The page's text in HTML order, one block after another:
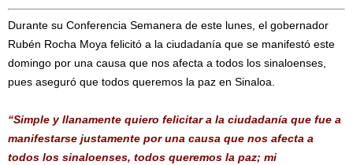
Durante su Conferencia Semanera de este lunes, el gobernador
Rubén Rocha Moya felicitó a la ciudadanía que se manifestó este
domingo por una causa que nos afecta a todos los sinaloenses,
pues aseguró que todos queremos la paz en Sinaloa.
“Simple y llanamente quiero felicitar a la ciudadanía que fue a
manifestarse justamente por una causa que nos afecta a
todos los sinaloenses, todos queremos la paz; mi